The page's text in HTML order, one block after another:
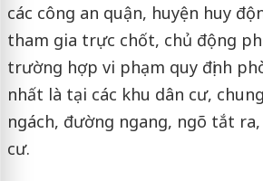
các công an quận, huyện huy
tham gia trực chốt, chủ động
trường hợp vi phạm quy định
nhất là tại các khu dân cư,
ngách, đường ngang, ngõ tắt
cư.